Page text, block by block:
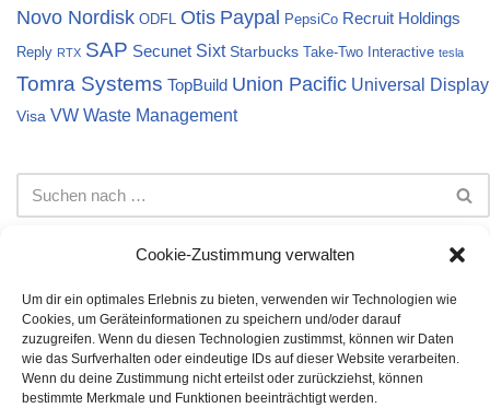
Cookie-Zustimmung verwalten
Um dir ein optimales Erlebnis zu bieten, verwenden wir Technologien wie
Cookies, um Geräteinformationen zu speichern und/oder darauf
zuzugreifen. Wenn du diesen Technologien zustimmst, können wir Daten
wie das Surfverhalten oder eindeutige IDs auf dieser Website verarbeiten.
Wenn du deine Zustimmung nicht erteilst oder zurückziehst, können
bestimmte Merkmale und Funktionen beeinträchtigt werden.
Novo Nordisk ODFL Otis Paypal PepsiCo Recruit Holdings
Reply RTX SAP Secunet Sixt Starbucks Take-Two Interactive tesla
Tomra Systems TopBuild Union Pacific Universal Display
Visa VW Waste Management
Impressum Datenschutz Cookie-Richtlinie (EU)
Die auf dieser Webseite dargestellten Informationen stellen
keine Anlageberatung dar. Bei den Inhalten handelt es sich